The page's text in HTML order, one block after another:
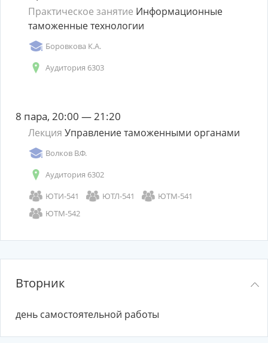
Практическое занятие Информационные
таможенные технологии
Боровкова К.А.
Аудитория 6303
8 пара, 20:00 — 21:20
Лекция Управление таможенными органами
Волков В.Ф.
Аудитория 6302
ЮТИ-541
ЮТЛ-541
ЮТМ-541
ЮТМ-542
Вторник
день самостоятельной работы